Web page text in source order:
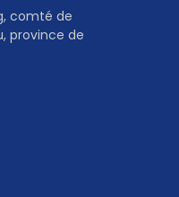
comté de
province de